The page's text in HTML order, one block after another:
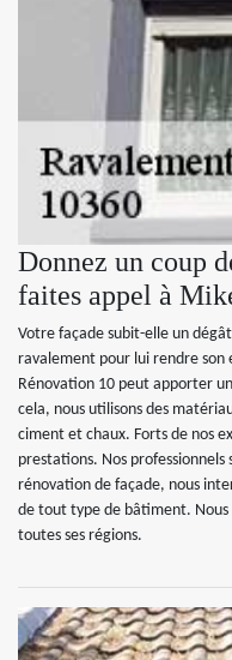
Donnez un coup
faites appel à
Votre façade subit-elle un
ravalement pour lui rendre son
Rénovation 10 peut apporter
cela, nous utilisons des
ciment et chaux. Forts de nos
prestations. Nos
rénovation de façade, nous
de tout type de bâtiment. Nous
toutes ses régions.